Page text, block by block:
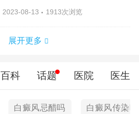
2023-08-13 1913次浏览
展开更多
百科 话题 医院 医生
白癜风忌醋吗 白癜风传染